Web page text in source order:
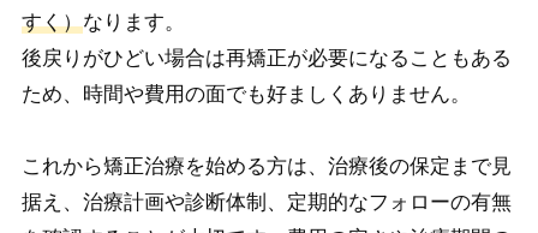
すく）なります。
後戻りがひどい場合は再矯正が必要になることもある
ため、時間や費用の面でも好ましくありません。
これから矯正治療を始める方は、治療後の保定まで見
据え、治療計画や診断体制、定期的なフォローの有無